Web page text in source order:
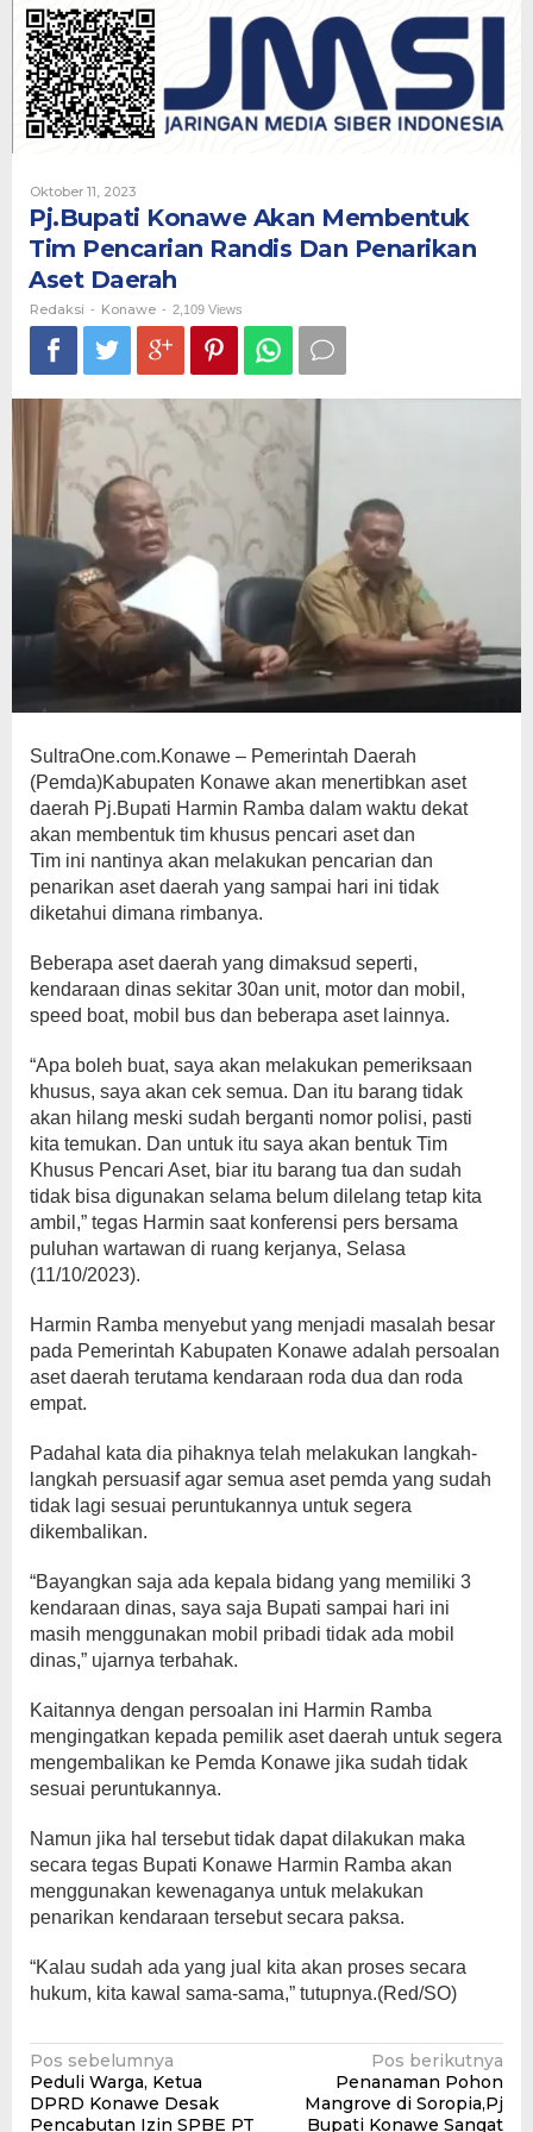
Pencarian
Randis
Dan
Penarikan
Oktober 11, 2023Oleh
Redaksi
Pj.Bupati Konawe Akan Membentuk
Tim Pencarian Randis Dan Penarikan
Aset Daerah
Redaksi - Konawe - 2,109 Views
SultraOne.com.Konawe – Pemerintah Daerah
(Pemda)Kabupaten Konawe akan menertibkan aset
daerah Pj.Bupati Harmin Ramba dalam waktu dekat
akan membentuk tim khusus pencari aset dan
Tim ini nantinya akan melakukan pencarian dan
penarikan aset daerah yang sampai hari ini tidak
diketahui dimana rimbanya.
Beberapa aset daerah yang dimaksud seperti,
kendaraan dinas sekitar 30an unit, motor dan mobil,
speed boat, mobil bus dan beberapa aset lainnya.
“Apa boleh buat, saya akan melakukan pemeriksaan
khusus, saya akan cek semua. Dan itu barang tidak
akan hilang meski sudah berganti nomor polisi, pasti
kita temukan. Dan untuk itu saya akan bentuk Tim
Khusus Pencari Aset, biar itu barang tua dan sudah
tidak bisa digunakan selama belum dilelang tetap kita
ambil,” tegas Harmin saat konferensi pers bersama
puluhan wartawan di ruang kerjanya, Selasa
(11/10/2023).
Harmin Ramba menyebut yang menjadi masalah besar
pada Pemerintah Kabupaten Konawe adalah persoalan
aset daerah terutama kendaraan roda dua dan roda
empat.
Padahal kata dia pihaknya telah melakukan langkah-
langkah persuasif agar semua aset pemda yang sudah
tidak lagi sesuai peruntukannya untuk segera
dikembalikan.
“Bayangkan saja ada kepala bidang yang memiliki 3
kendaraan dinas, saya saja Bupati sampai hari ini
masih menggunakan mobil pribadi tidak ada mobil
dinas,” ujarnya terbahak.
Kaitannya dengan persoalan ini Harmin Ramba
mengingatkan kepada pemilik aset daerah untuk segera
mengembalikan ke Pemda Konawe jika sudah tidak
sesuai peruntukannya.
Namun jika hal tersebut tidak dapat dilakukan maka
secara tegas Bupati Konawe Harmin Ramba akan
menggunakan kewenaganya untuk melakukan
penarikan kendaraan tersebut secara paksa.
“Kalau sudah ada yang jual kita akan proses secara
hukum, kita kawal sama-sama,” tutupnya.(Red/SO)
Navigasi
pos
Pos sebelumnya
Peduli Warga, Ketua
DPRD Konawe Desak
Pencabutan Izin SPBE PT
Pos berikutnya
Penanaman Pohon
Mangrove di Soropia,Pj
Bupati Konawe Sangat